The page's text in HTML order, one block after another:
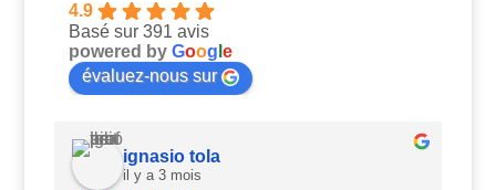
4.9
Basé sur 391 avis
powered byGoog le
évaluez-nous sur
ignasio tola
il y a 3 mois